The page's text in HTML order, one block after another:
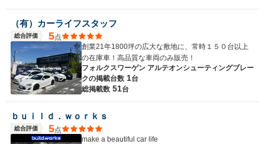
（有）カーライフスタッフ
総合評価 5点
創業21年1800坪の広大な敷地に、常時１５０台以上
の在庫車！高品質な車両のみ販売！
フォルクスワーゲン アルテオンシューティングブレー
クの掲載台数 1台
総掲載数 51台
ｂｕｉｌｄ．ｗｏｒｋｓ
総合評価 5点
make a beautiful car life